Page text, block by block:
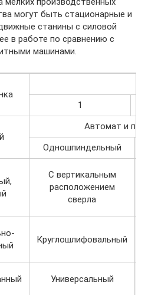
могут быть стационарные и
станины с силовой
в работе по сравнению с
машинами.
1
Автомат и
Одношпиндельный
С вертикальным
расположением
сверла
Круглошлифовальный
Универсальный